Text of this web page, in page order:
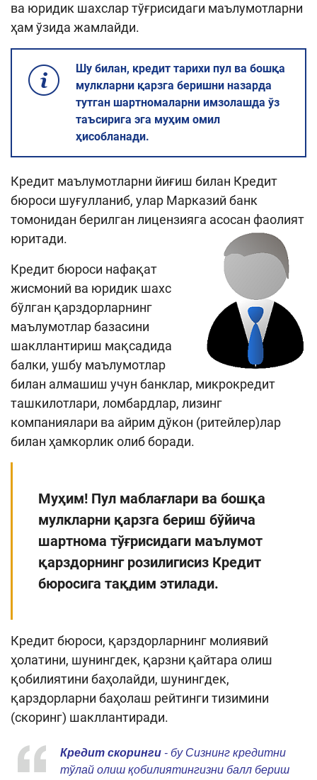
ва юридик шахслар тўғрисидаги маълумотларни
ҳам ўзида жамлайди.
Шу билан, кредит тарихи пул ва бошқа
мулкларни қарзга беришни назарда
тутган шартномаларни имзолашда ўз
таъсирига эга муҳим омил
ҳисобланади.
Кредит маълумотларни йиғиш билан Кредит
бюроси шуғулланиб, улар Марказий банк
томонидан берилган лицензияга асосан фаолият
юритади.
Кредит бюроси нафақат
жисмоний ва юридик шахс
бўлган қарздорларнинг
маълумотлар базасини
шакллантириш мақсадида
балки, ушбу маълумотлар
билан алмашиш учун банклар, микрокредит
ташкилотлари, ломбардлар, лизинг
компаниялари ва айрим дўкон (ритейлер)лар
билан ҳамкорлик олиб боради.
Муҳим! Пул маблағлари ва бошқа
мулкларни қарзга бериш бўйича
шартнома тўғрисидаги маълумот
қарздорнинг розилигисиз Кредит
бюросига тақдим этилади.
Кредит бюроси, қарздорларнинг молиявий
ҳолатини, шунингдек, қарзни қайтара олиш
қобилиятини баҳолайди, шунингдек,
қарздорларни баҳолаш рейтинги тизимини
(скоринг) шакллантиради.
Кредит скоринги- бу Сизнинг кредитни
тўлай олиш қобилиятингизни балл бериш